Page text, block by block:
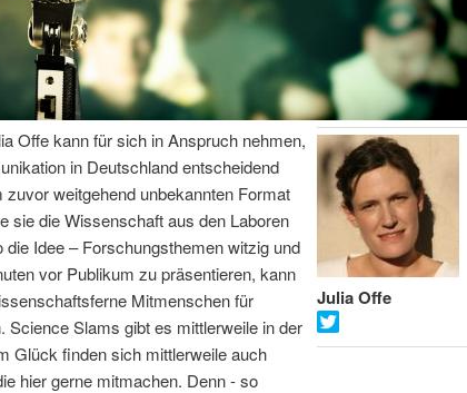
Julia Offe
Offe kann für sich in Anspruch nehmen,
in Deutschland entscheidend
weitgehend unbekannten Format
sie die Wissenschaft aus den Laboren
die Idee – Forschungsthemen witzig und
vor Publikum zu präsentieren, kann
Mitmenschen für
Science Slams gibt es mittlerweile in der
Glück finden sich mittlerweile auch
hier gerne mitmachen. Denn - so